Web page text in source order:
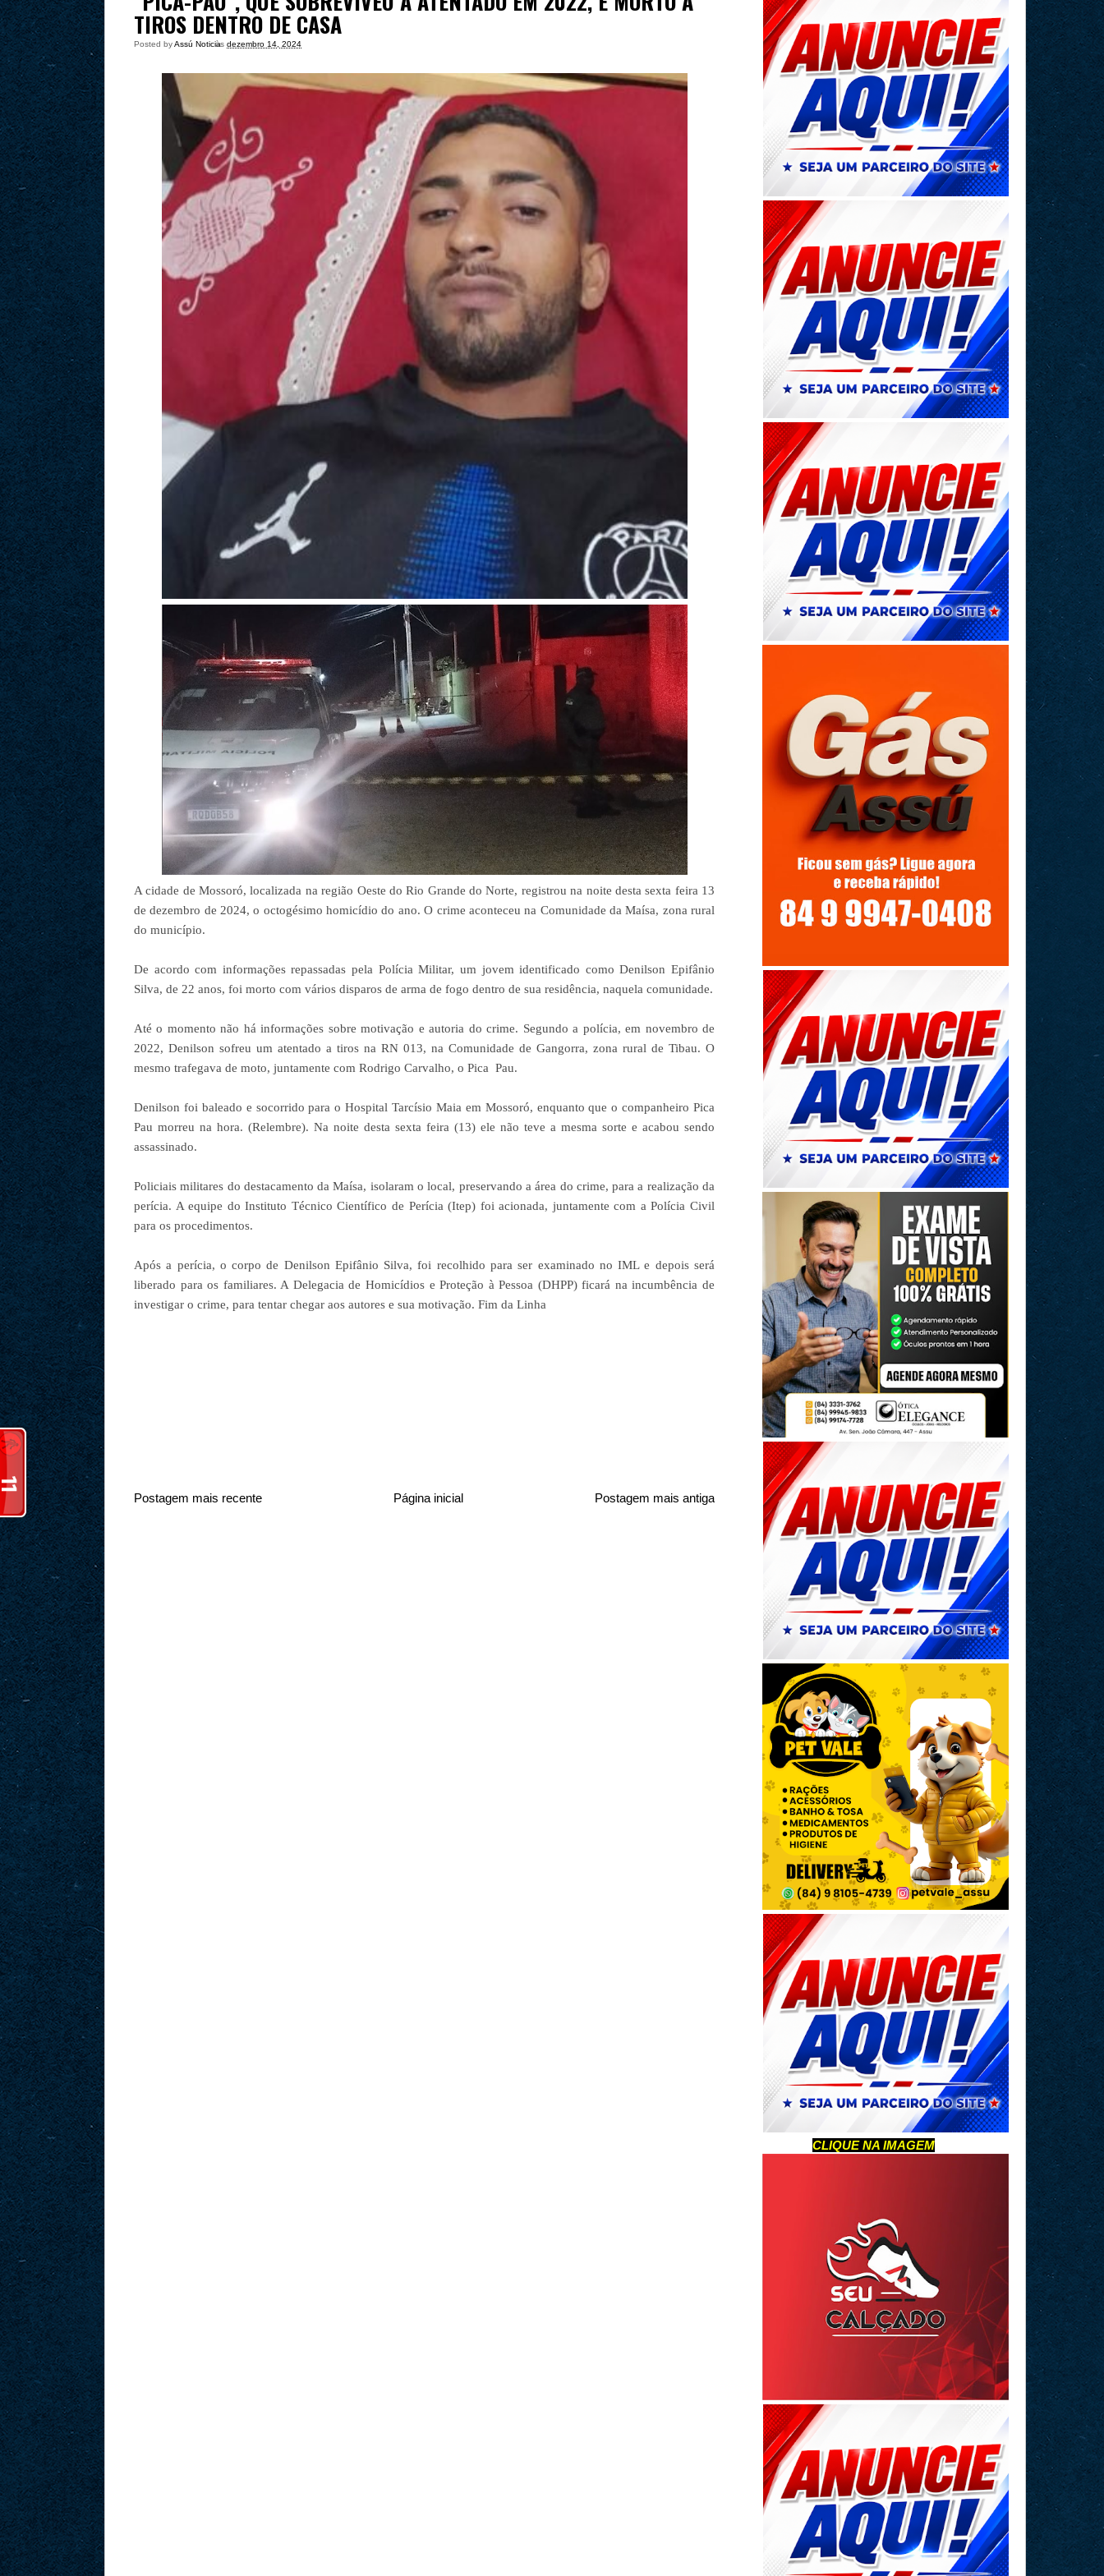
TIROS DENTRO DE CASA
Posted byAssú Noticia
às dezembro 14, 2024
A cidade de Mossoró, localizada na região Oeste do Rio Grande do Norte, registrou na noite desta sexta feira 13
de dezembro de 2024, o octogésimo homicídio do ano. O crime aconteceu na Comunidade da Maísa, zona rural
do município.
De acordo com informações repassadas pela Polícia Militar, um jovem identificado como Denilson Epifânio
Silva, de 22 anos, foi morto com vários disparos de arma de fogo dentro de sua residência, naquela comunidade.
Até o momento não há informações sobre motivação e autoria do crime. Segundo a polícia, em novembro de
2022, Denilson sofreu um atentado a tiros na RN 013, na Comunidade de Gangorra, zona rural de Tibau. O
mesmo trafegava de moto, juntamente com Rodrigo Carvalho, o Pica Pau.
Denilson foi baleado e socorrido para o Hospital Tarcísio Maia em Mossoró, enquanto que o companheiro Pica
Pau morreu na hora. (Relembre). Na noite desta sexta feira (13) ele não teve a mesma sorte e acabou sendo
assassinado.
Policiais militares do destacamento da Maísa, isolaram o local, preservando a área do crime, para a realização da
perícia. A equipe do Instituto Técnico Científico de Perícia (Itep) foi acionada, juntamente com a Polícia Civil
para os procedimentos.
Após a perícia, o corpo de Denilson Epifânio Silva, foi recolhido para ser examinado no IML e depois será
liberado para os familiares. A Delegacia de Homicídios e Proteção à Pessoa (DHPP) ficará na incumbência de
investigar o crime, para tentar chegar aos autores e sua motivação. Fim da Linha
Postagem mais recente Postagem mais antiga
Página inicial
CLIQUE NA IMAGEM